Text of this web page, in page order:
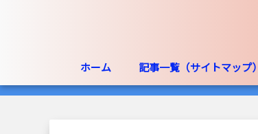
ホーム 記事一覧（サイトマップ）